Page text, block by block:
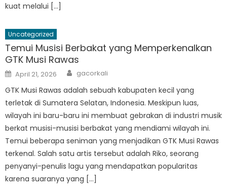
kuat melalui […]
Uncategorized
Temui Musisi Berbakat yang Memperkenalkan
GTK Musi Rawas
Posted
on
April 21, 2026 Author
gacorkali
GTK Musi Rawas adalah sebuah kabupaten kecil yang
terletak di Sumatera Selatan, Indonesia. Meskipun luas,
wilayah ini baru-baru ini membuat gebrakan di industri musik
berkat musisi-musisi berbakat yang mendiami wilayah ini.
Temui beberapa seniman yang menjadikan GTK Musi Rawas
terkenal. Salah satu artis tersebut adalah Riko, seorang
penyanyi-penulis lagu yang mendapatkan popularitas
karena suaranya yang […]